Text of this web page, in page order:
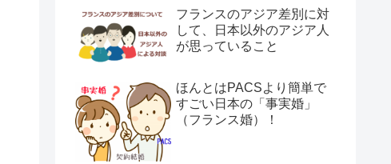
フランスのアジア差別に対
して、日本以外のアジア人
が思っていること
ほんとはPACSより簡単で
すごい日本の「事実婚」
（フランス婚）！